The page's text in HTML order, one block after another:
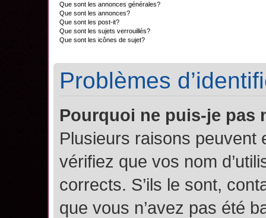
Que sont les annonces générales?
Que sont les annonces?
Que sont les post-it?
Que sont les sujets verrouillés?
Que sont les icônes de sujet?
Problèmes
Pourquoi ne puis-je pas
Plusieurs raisons peuvent
vérifiez que vos nom
corrects. S’ils le sont,
que vous n’avez pas été